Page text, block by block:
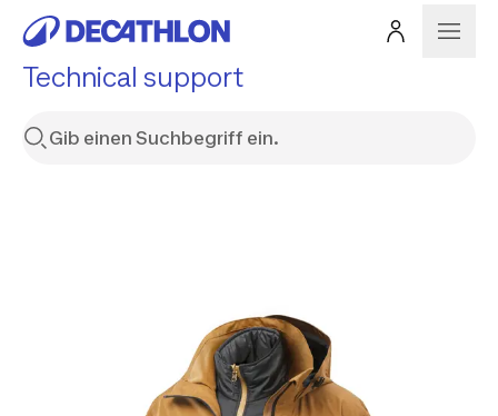
Technical support